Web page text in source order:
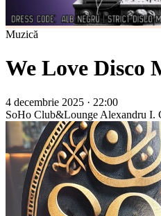
Muzică
We Love Disco
4 decembrie 2025 · 22:00
SoHo Club&Lounge Alexandru I.